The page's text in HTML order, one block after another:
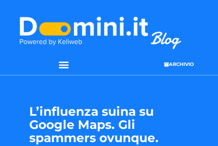
ARCHIVIO
L’influenza suina su
Google Maps. Gli
spammers ovunque.